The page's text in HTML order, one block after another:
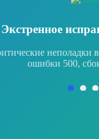
Экстренное
неполадки
ошибки 500,